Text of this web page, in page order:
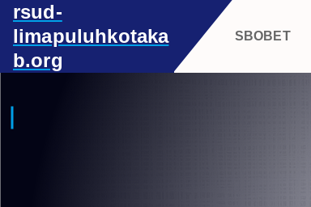
p
rsud-
limapuluhkotaka
b.org
SBOBET